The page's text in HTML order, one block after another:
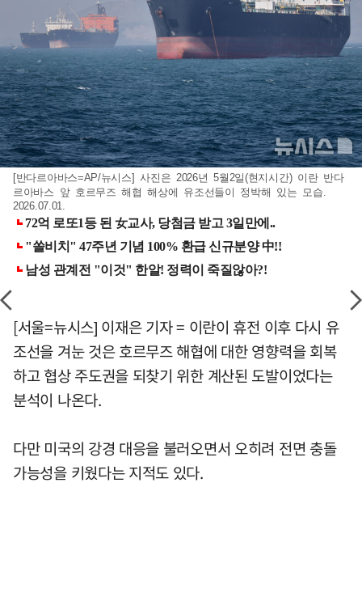
[반다르아바스=AP/뉴시스] 사진은 2026년 5월2일(현지시간) 이란 반다
르아바스 앞 호르무즈 해협 해상에 유조선들이 정박해 있는 모습.
2026.07.01.
[서울=뉴시스] 이재은 기자 = 이란이 휴전 이후 다시 유
조선을 겨눈 것은 호르무즈 해협에 대한 영향력을 회복
하고 협상 주도권을 되찾기 위한 계산된 도발이었다는
분석이 나온다.
다만 미국의 강경 대응을 불러오면서 오히려 전면 충돌
가능성을 키웠다는 지적도 있다.